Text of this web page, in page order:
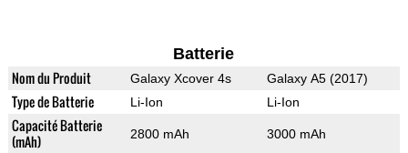
Batterie
Nom du Produit Galaxy Xcover 4s Galaxy A5 (2017)
Type de Batterie Li-Ion Li-Ion
Capacité Batterie
(mAh)
2800 mAh 3000 mAh